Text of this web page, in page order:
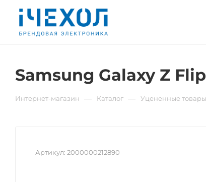
Samsung Galaxy Z
Интернет-магазин Каталог Уцененные
Артикул: 2000000212890